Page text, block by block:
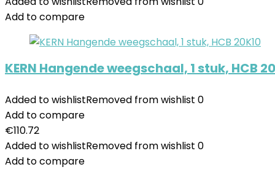
Add to compare
KERN Hangende weegschaal, 1 stuk, HCB
Added to wishlistRemoved from wishlist 0
Add to compare
€110.72
Added to wishlistRemoved from wishlist 0
Add to compare